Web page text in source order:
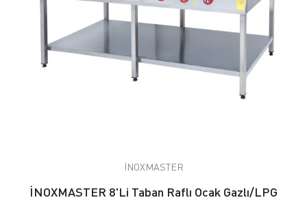
İNOXMASTER
İNOXMASTER 8'Li Taban Raflı Ocak Gazlı/LPG